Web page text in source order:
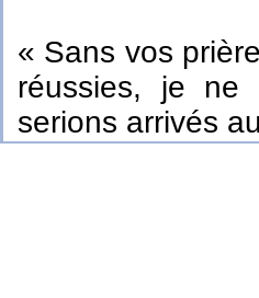
« Sans vos
réussies, je ne
serions arrivés